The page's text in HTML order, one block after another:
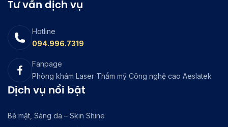
Tư vấn dịch vụ
Hotline
094.996.7319
Fanpage
Phòng khám Laser Thẩm mỹ Công nghệ cao Aeslatek
Dịch vụ nổi bật
Bề mặt, Sáng da – Skin Shine